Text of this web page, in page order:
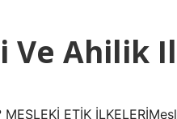
Ve Ahilik
ETİK